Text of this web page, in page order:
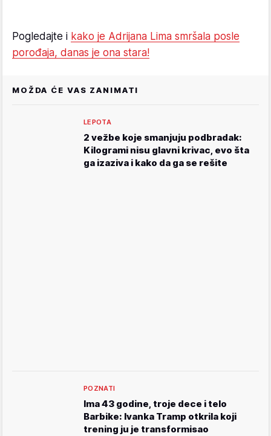
Pogledajte i kako je Adrijana Lima smršala posle
porođaja, danas je ona stara!
MOŽDA ĆE VAS ZANIMATI
LEPOTA
2 vežbe koje smanjuju podbradak:
Kilogrami nisu glavni krivac, evo šta
ga izaziva i kako da ga se rešite
POZNATI
Ima 43 godine, troje dece i telo
Barbike: Ivanka Tramp otkrila koji
trening ju je transformisao